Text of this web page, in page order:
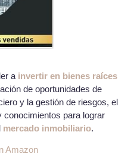
a invertir en bienes raíces
de oportunidades de
y la gestión de riesgos, el
conocimientos para lograr
mercado inmobiliario.
Amazon